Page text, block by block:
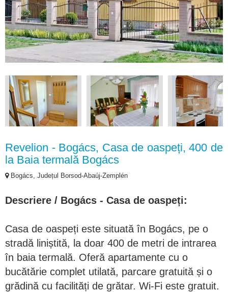
Revelion - Bogács, Casa de oaspeți, 400 de
la Baia termală Bogács
Bogács, Județul Borsod-Abaúj-Zemplén
Descriere / Bogács - Casa de oaspeți:
Casa de oaspeți este situată în Bogács, pe o
stradă liniștită, la doar 400 de metri de intrarea
în baia termală. Oferă apartamente cu o
bucătărie complet utilată, parcare gratuită și o
grădină cu facilități de grătar. Wi-Fi este gratuit.